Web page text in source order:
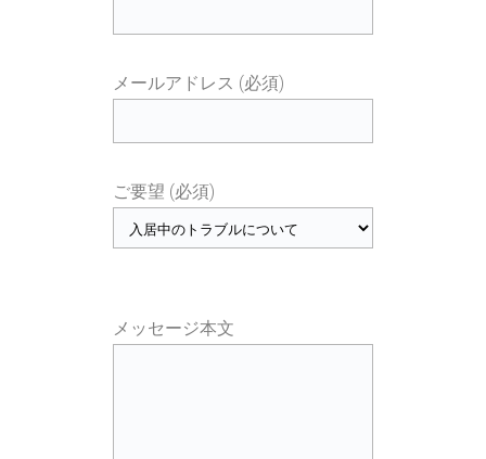
メールアドレス (必須)
ご要望 (必須)
メッセージ本文